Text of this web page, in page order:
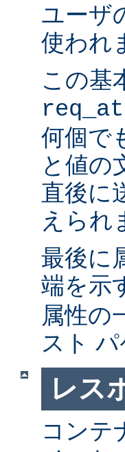
ユーザ
使われ
この基
何個で
と値の
直後に
えられ
最後に
端を示
属性の
スト
レス
コンテ